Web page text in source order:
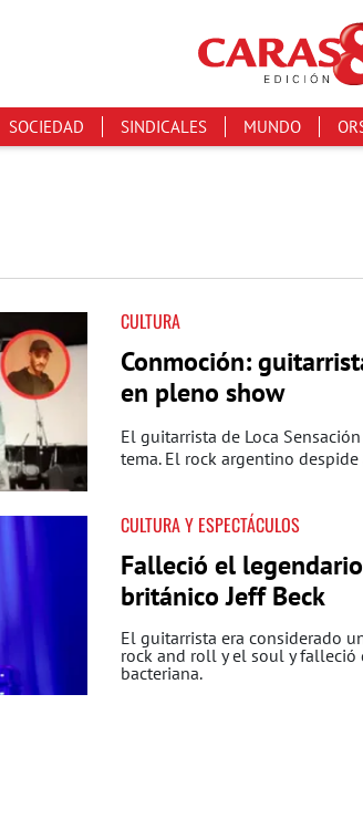
SOCIEDAD SINDICALES MUNDO
CULTURA
Conmoción:
en pleno show
El guitarrista de Loca
tema. El rock argentino
CULTURA Y ESPECTÁCULOS
Falleció el
británico Jeff Beck
El guitarrista era considerado
rock and roll y el soul y falleció
bacteriana.